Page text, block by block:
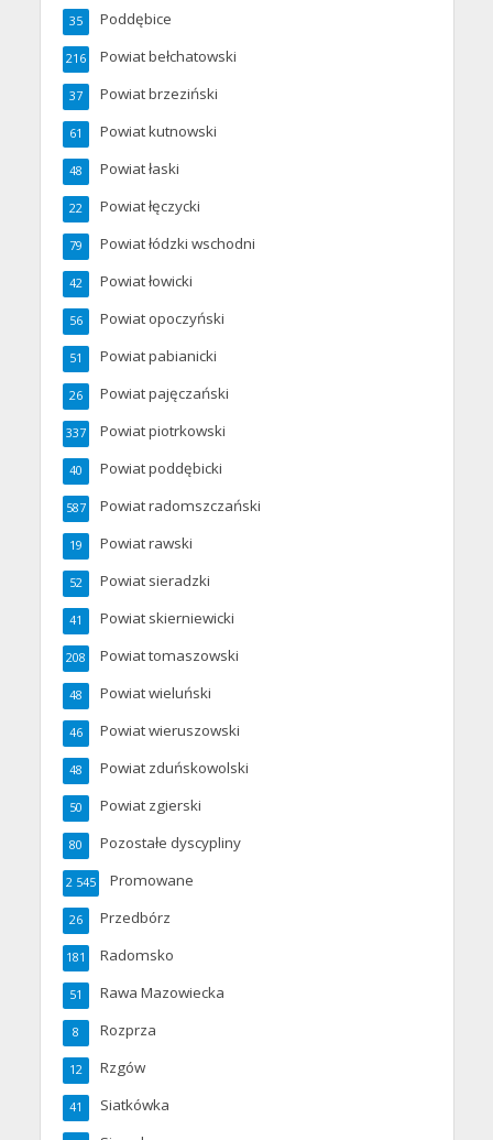
Poddębice
35
Powiat bełchatowski
216
Powiat brzeziński
37
Powiat kutnowski
61
Powiat łaski
48
Powiat łęczycki
22
Powiat łódzki wschodni
79
Powiat łowicki
42
Powiat opoczyński
56
Powiat pabianicki
51
Powiat pajęczański
26
Powiat piotrkowski
337
Powiat poddębicki
40
Powiat radomszczański
587
Powiat rawski
19
Powiat sieradzki
52
Powiat skierniewicki
41
Powiat tomaszowski
208
Powiat wieluński
48
Powiat wieruszowski
46
Powiat zduńskowolski
48
Powiat zgierski
50
Pozostałe dyscypliny
80
Promowane
2 545
Przedbórz
26
Radomsko
181
Rawa Mazowiecka
51
Rozprza
8
Rzgów
12
Siatkówka
41